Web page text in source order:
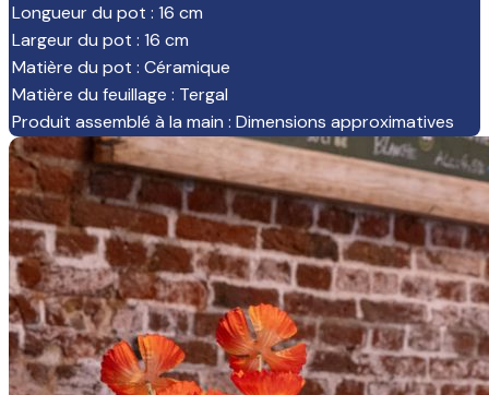
Longueur du pot : 16 cm
Largeur du pot : 16 cm
Matière du pot : Céramique
Matière du feuillage : Tergal
Produit assemblé à la main : Dimensions approximatives